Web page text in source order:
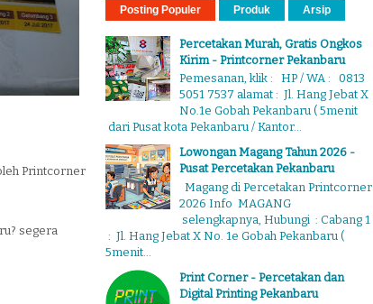
Printcorner
segera
Posting Populer Produk Arsip
Percetakan Murah, Gratis Ongkos
Kirim - Printcorner Pekanbaru
Pemesanan, klik : HP / WA : 0813
5051 7537 alamat : Jl. Hang Jebat X
No.1e Gobah Pekanbaru ( 5menit
dari Pusat kota Pekanbaru / Kantor...
Lowongan Magang Tahun 2026 -
Pusat Percetakan Pekanbaru
Magang di Percetakan Printcorner
2026 Info MAGANG
selengkapnya, Hubungi : Cabang 1
: Jl. Hang Jebat X No. 1e Gobah Pekanbaru (
5menit...
Print Corner - Percetakan dan
Digital Printing Pekanbaru